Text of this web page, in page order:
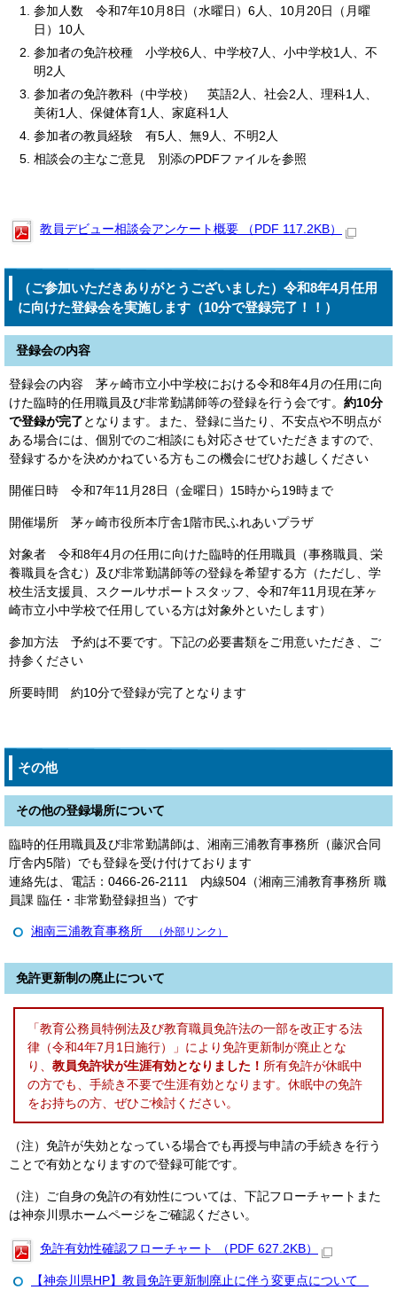
参加人数 令和7年10月8日（水曜日）6人、10月20日（月曜
日）10人
参加者の免許校種 小学校6人、中学校7人、小中学校1人、不
明2人
参加者の免許教科（中学校） 英語2人、社会2人、理科1人、
美術1人、保健体育1人、家庭科1人
参加者の教員経験 有5人、無9人、不明2人
相談会の主なご意見 別添のPDFファイルを参照
教員デビュー相談会アンケート概要 （PDF 117.2KB）
（ご参加いただきありがとうございました）令和8年4月任用
に向けた登録会を実施します（10分で登録完了！！）
登録会の内容
登録会の内容 茅ヶ崎市立小中学校における令和8年4月の任用に向
けた臨時的任用職員及び非常勤講師等の登録を行う会です。 約10分
で登録が完了 となります。また、登録に当たり、不安点や不明点が
ある場合には、個別でのご相談にも対応させていただきますので、
登録するかを決めかねている方もこの機会にぜひお越しください
開催日時 令和7年11月28日（金曜日）15時から19時まで
開催場所 茅ヶ崎市役所本庁舎1階市民ふれあいプラザ
対象者 令和8年4月の任用に向けた臨時的任用職員（事務職員、栄
養職員を含む）及び非常勤講師等の登録を希望する方（ただし、学
校生活支援員、スクールサポートスタッフ、令和7年11月現在茅ヶ
崎市立小中学校で任用している方は対象外といたします）
参加方法 予約は不要です。下記の必要書類をご用意いただき、ご
持参ください
所要時間 約10分で登録が完了となります
その他
その他の登録場所について
臨時的任用職員及び非常勤講師は、湘南三浦教育事務所（藤沢合同
庁舎内5階）でも登録を受け付けております
連絡先は、電話：0466-26-2111 内線504（湘南三浦教育事務所 職
員課 臨任・非常勤登録担当）です
湘南三浦教育事務所 （外部リンク）
免許更新制の廃止について
「教育公務員特例法及び教育職員免許法の一部を改正する法
律（令和4年7月1日施行）」により免許更新制が廃止とな
り、 教員免許状が生涯有効となりました！ 所有免許が休眠中
の方でも、手続き不要で生涯有効となります。休眠中の免許
をお持ちの方、ぜひご検討ください。
（注）免許が失効となっている場合でも再授与申請の手続きを行う
ことで有効となりますので登録可能です。
（注）ご自身の免許の有効性については、下記フローチャートまた
は神奈川県ホームページをご確認ください。
免許有効性確認フローチャート （PDF 627.2KB）
【神奈川県HP】教員免許更新制廃止に伴う変更点について